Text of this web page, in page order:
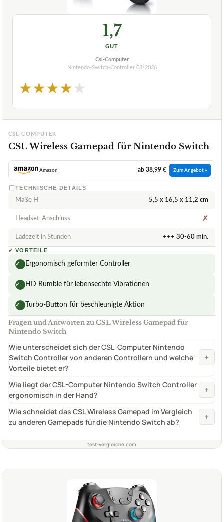
1,7
GUT
Csl-Computer
Nintendo-Switch-Controller 08/2026
★★★★★
CSL-COMPUTER
CSL Wireless Gamepad für Nintendo Switch
Amazon ab 38,99 € Zum Angebot »
TECHNISCHE DETAILS
Maße H 5,5 x 16,5 x 11,2 cm
Headset-Anschluss ✗
Ladezeit in Stunden +++ 30-60 min.
✓ VORTEILE
✓ Ergonomisch geformter Controller
✓ HD Rumble für lebensechte Vibrationen
✓ Turbo-Button für beschleunigte Aktion
Fragen und Antworten zu CSL Wireless Gamepad für
Nintendo Switch
Wie unterscheidet sich der CSL-Computer Nintendo
Switch Controller von anderen Controllern und welche
Vorteile bietet er?
+
Wie liegt der CSL-Computer Nintendo Switch Controller
ergonomisch in der Hand?
+
Wie schneidet das CSL Wireless Gamepad im Vergleich
zu anderen Gamepads für die Nintendo Switch ab?
+
test-vergleiche.com